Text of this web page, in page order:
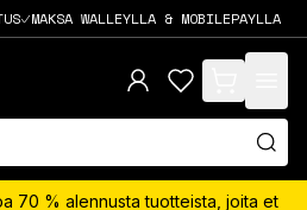
MAKSA WALLEYLLA & MOBILEPAYLLA
items in cart,
70 % alennusta tuotteista, joita et